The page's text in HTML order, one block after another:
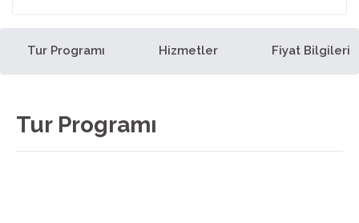
Tur Programı Hizmetler Fiyat Bilgileri
Tur Programı